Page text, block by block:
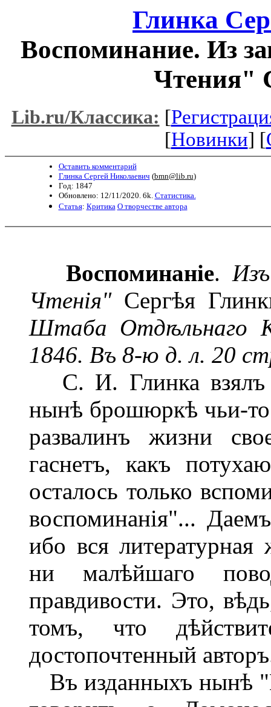
Глинка
Воспоминание. Из
Чтения"
Lib.ru/Классика: [
[Новинки] [
Оставить комментарий
Глинка Сергей Николаевич (bmn@lib.ru)
Год: 1847
Обновлено: 12/11/2020. 6k. Статистика.
Статья: Критика О творчестве автора
Воспоминаніе.
Чтенія"Сергѣя
Штаба Отдѣльнаго
1846. Въ 8-ю д. л. 20
С. И. Глинка взялъ
нынѣ брошюркѣ чьи-
развалинъ жизни
гаснетъ, какъ
осталось только
воспоминанія"...
ибо вся литературная
ни малѣйшаго
правдивости. Это,
томъ, что
достопочтенный
Въ изданныхъ нынѣ